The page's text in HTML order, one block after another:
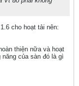
cho hoạt tải nên:
thiện nữa và hoạt
của sàn đó là gì